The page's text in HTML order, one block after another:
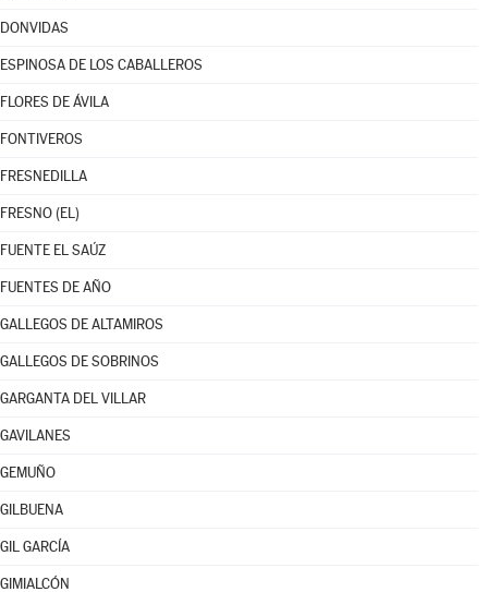
DONVIDAS
ESPINOSA DE LOS CABALLEROS
FLORES DE ÁVILA
FONTIVEROS
FRESNEDILLA
FRESNO (EL)
FUENTE EL SAÚZ
FUENTES DE AÑO
GALLEGOS DE ALTAMIROS
GALLEGOS DE SOBRINOS
GARGANTA DEL VILLAR
GAVILANES
GEMUÑO
GILBUENA
GIL GARCÍA
GIMIALCÓN